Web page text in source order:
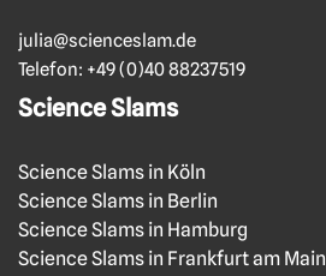
julia@scienceslam.de
Telefon: +49 (0)40 88237519
Science Slams
Science Slams in Köln
Science Slams in Berlin
Science Slams in Hamburg
Science Slams in Frankfurt am Main